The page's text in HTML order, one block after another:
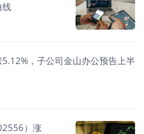
线
，子公司金山办公预告上半
）涨